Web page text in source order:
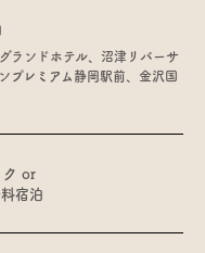
ランドホテル、沼津リバーサ
プレミアム静岡駅前、金沢国
ク or
宿泊